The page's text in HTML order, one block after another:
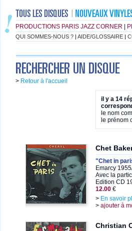
PRODUCTIONS PARIS JAZZ CORNER
QUI SOMMES-NOUS ? | AIDE/GLOSSAIRE |
> Retour à l'accueil
il y a 14
le nom
le prénom
Chet
"Chet in
Emarcy
Avec la
Edition CD
12.00 €
> En savoir
> ajouter à
Christian